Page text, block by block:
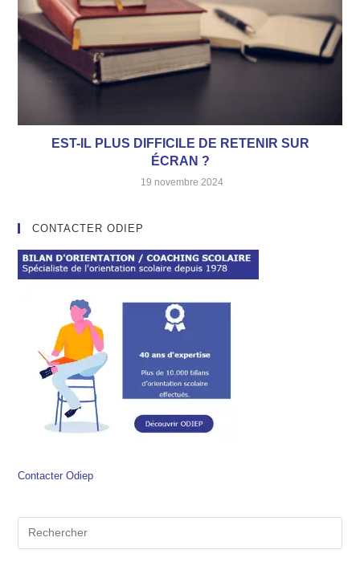
EST-IL PLUS DIFFICILE DE RETENIR SUR
ÉCRAN ?
19 novembre 2024
CONTACTER ODIEP
Contacter Odiep